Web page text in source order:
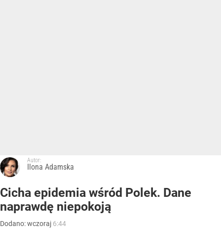
Autor:
Ilona Adamska
Cicha epidemia wśród Polek. Dane
naprawdę niepokoją
Dodano:wczoraj 6:44